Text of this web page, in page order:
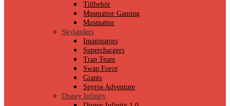
Tillbehör
Musmattor Gaming
Musmattor
Skylanders
Imaginators
Superchargers
Trap Team
Swap Force
Giants
Spyros Adventure
Disney Infinity